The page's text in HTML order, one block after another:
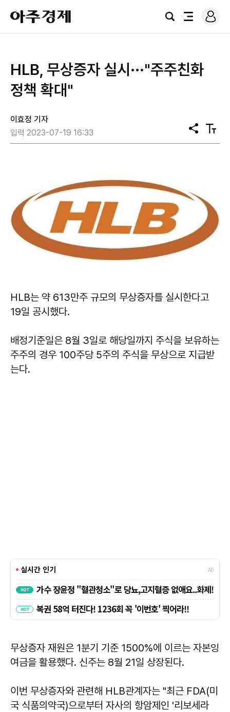
아
주
경
검
전
로
그
HLB, 무상증자 실시···"주주친화
정책 확대"
이효정 기자
입력 2023-07-19 16:33
공
유
텍
스
HLB는 약 613만주 규모의 무상증자를 실시한다고
19일 공시했다.
배정기준일은 8월 3일로 해당일까지 주식을 보유하는
주주의 경우 100주당 5주의 주식을 무상으로 지급받
는다.
무상증자 재원은 1분기 기준 1500%에 이르는 자본잉
여금을 활용했다. 신주는 8월 21일 상장된다.
이번 무상증자와 관련해 HLB관계자는 "최근 FDA(미
국 식품의약국)으로부터 자사의 항암제인 '리보세라